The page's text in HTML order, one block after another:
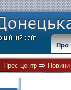
Прес-центр Новини
Про